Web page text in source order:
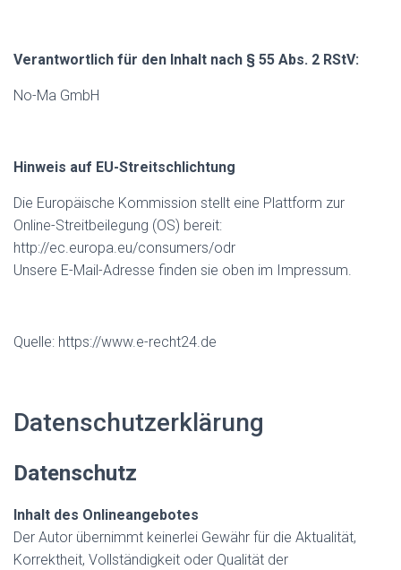
Verantwortlich für den Inhalt nach § 55 Abs. 2 RStV:
No-Ma GmbH
Hinweis auf EU-Streitschlichtung
Die Europäische Kommission stellt eine Plattform zur
Online-Streitbeilegung (OS) bereit:
http://ec.europa.eu/consumers/odr
Unsere E-Mail-Adresse finden sie oben im Impressum.
Quelle: https://www.e-recht24.de
Datenschutzerklärung
Datenschutz
Inhalt des Onlineangebotes
Der Autor übernimmt keinerlei Gewähr für die Aktualität,
Korrektheit, Vollständigkeit oder Qualität der